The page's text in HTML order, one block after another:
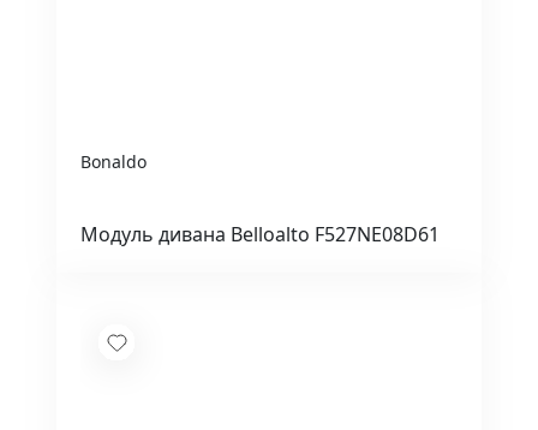
Bonaldo
Модуль дивана Belloalto F527NE08D61